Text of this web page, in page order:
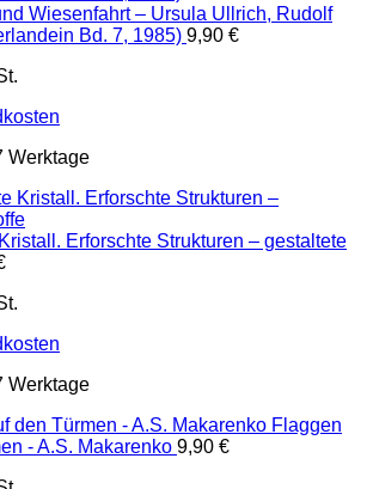
Wiesenfahrt – Ursula Ullrich, Rudolf
Bd. 7, 1985) 9,90 €
Werktage
Erforschte Strukturen – gestaltete
Werktage
Flaggen
- A.S. Makarenko 9,90 €